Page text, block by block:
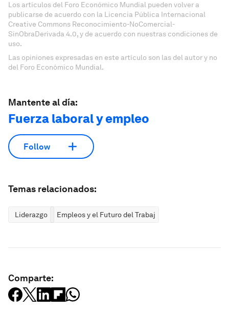
Los artículos del Foro Económico Mundial pueden volver a
publicarse de acuerdo con la Licencia Pública Internacional
Creative Commons Reconocimiento-NoComercial-
SinObraDerivada 4.0, y de acuerdo con nuestras condiciones de
uso.
Las opiniones expresadas en este artículo son las del autor y no
del Foro Económico Mundial.
Mantente al día:
Fuerza laboral y empleo
Follow
Temas relacionados:
Liderazgo Empleos y el Futuro del Trabajo
Comparte: